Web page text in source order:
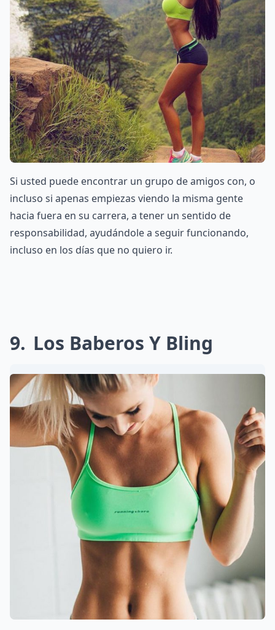
Si usted puede encontrar un grupo de amigos con, o
incluso si apenas empiezas viendo la misma gente
hacia fuera en su carrera, a tener un sentido de
responsabilidad, ayudándole a seguir funcionando,
incluso en los días que no quiero ir.
9 Los Baberos Y Bling